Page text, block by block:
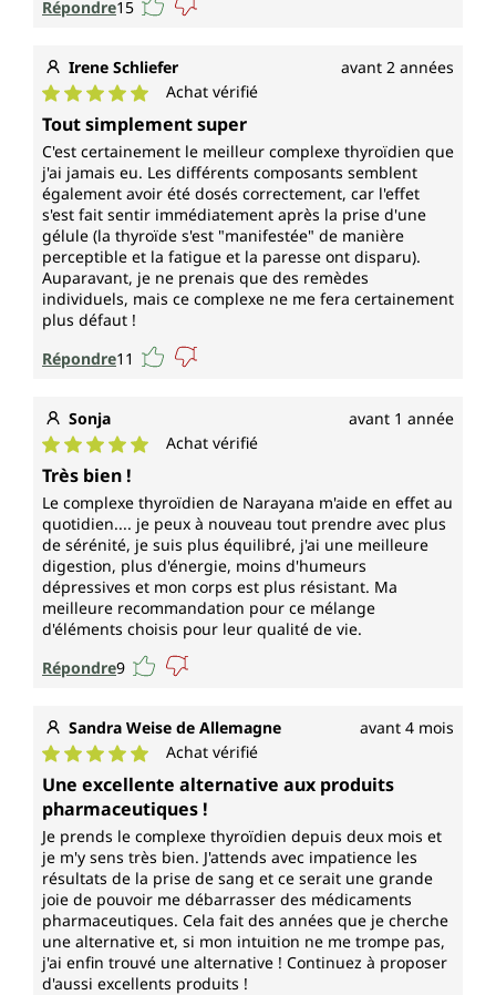
Répondre15
Irene Schliefer avant 2 années
Note moyenne de 5 sur 5 étoiles
Achat vérifié
Tout simplement super
C'est certainement le meilleur complexe thyroïdien que
j'ai jamais eu. Les différents composants semblent
également avoir été dosés correctement, car l'effet
s'est fait sentir immédiatement après la prise d'une
gélule (la thyroïde s'est "manifestée" de manière
perceptible et la fatigue et la paresse ont disparu).
Auparavant, je ne prenais que des remèdes
individuels, mais ce complexe ne me fera certainement
plus défaut !
Répondre11
Sonja avant 1 année
Note moyenne de 5 sur 5 étoiles
Achat vérifié
Très bien !
Le complexe thyroïdien de Narayana m'aide en effet au
quotidien.... je peux à nouveau tout prendre avec plus
de sérénité, je suis plus équilibré, j'ai une meilleure
digestion, plus d'énergie, moins d'humeurs
dépressives et mon corps est plus résistant. Ma
meilleure recommandation pour ce mélange
d'éléments choisis pour leur qualité de vie.
Répondre9
Sandra Weise de Allemagne avant 4 mois
Note moyenne de 5 sur 5 étoiles
Achat vérifié
Une excellente alternative aux produits
pharmaceutiques !
Je prends le complexe thyroïdien depuis deux mois et
je m'y sens très bien. J'attends avec impatience les
résultats de la prise de sang et ce serait une grande
joie de pouvoir me débarrasser des médicaments
pharmaceutiques. Cela fait des années que je cherche
une alternative et, si mon intuition ne me trompe pas,
j'ai enfin trouvé une alternative ! Continuez à proposer
d'aussi excellents produits !